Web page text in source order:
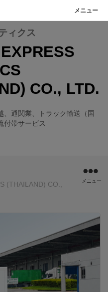
ィクス
CO., LTD.
通関業、トラック輸送（国
付帯サービス
(THAILAND) CO.,
メニュー